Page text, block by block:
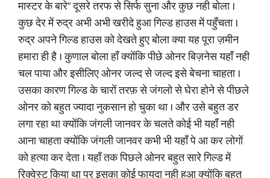
मास्टर के बारे" दूसरे तरफ से सिर्फ सुना और कुछ नही बोला ।
कुछ देर में रुद्र अभी अभी खरीदे हुआ गिल्ड हाउस में पहुँचता ।
रुद्र अपने गिल्ड हाउस को देखते हुए बोला क्या यह पूरा ज़मीन
हमारा ही है । कुणाल बोला हाँ क्योंकि पीछे ओनर बिज़नेस यहाँ नही
चल पाया और इसीलिए ओनर जल्द से जल्द इसे बेचना चाहता ।
उसका कारण गिल्ड के चारों तरफ़ से जंगलो से घेरा होने से पीछले
ओनर को बहुत ज्यादा नुकसान हो चुका था । और उसे बहुत डर
लगा रहा था क्योंकि जंगली जानवर के चलते कोई भी यहाँ नही
आना चाहता क्योंकि जंगली जानवर कभी भी यहाँ पे आ कर लोगों
को हत्या कर देता । यहाँ तक पिछले ओनर बहुत सारे गिल्ड में